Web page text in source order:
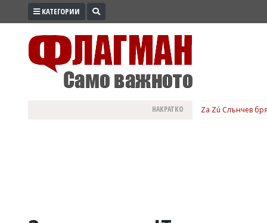
ПРОМО
КАТЕГОРИИ
НАКРАТКО Za Zú Слънчев